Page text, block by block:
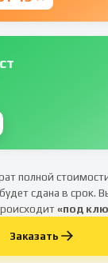
полной
сдана в срок.
«под
Заказать